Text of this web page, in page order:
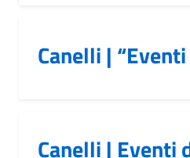
Canelli |
Canelli | Eventi